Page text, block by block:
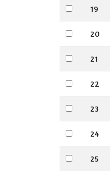
19
20
21
22
23
24
25